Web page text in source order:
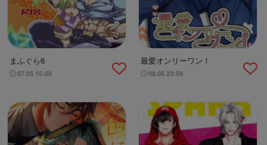
まふぐら6
07.05 15:00
最愛オンリーワン！
08.05 23:59